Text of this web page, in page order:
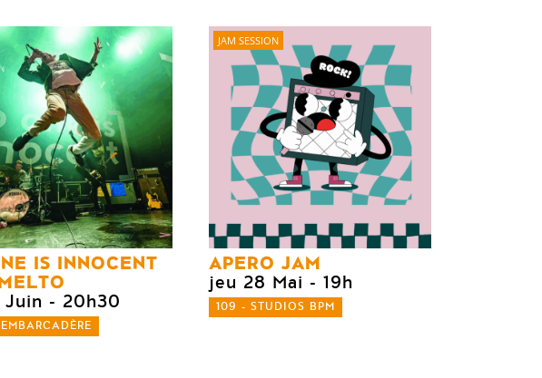
IS INNOCENT
Juin - 20h30
JAM SESSION
APERO JAM
jeu 28 Mai - 19h
109 - STUDIOS BPM